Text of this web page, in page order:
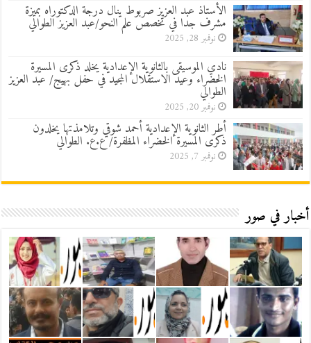
الأستاذ عبد العزيز صربوط ينال درجة الدكتوراه بميزة
مشرف جدا في تخصص علم النحو/عبد العزيز الطوالي
نوفمبر 28, 2025
نادي الموسيقى بالثانوية الإعدادية يخلد ذكرى المسيرة
الخضراء وعيد الاستقلال المجيد في حفل بهيج/ عبد العزيز
الطوالي
نوفمبر 20, 2025
أطر الثانوية الإعدادية أحمد شوقي وتلامذتها يخلدون
ذكرى المسيرة الخضراء المظفرة/ ع.ع. الطوالي
نوفمبر 7, 2025
أخبار في صور